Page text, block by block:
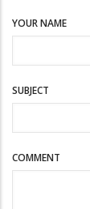
YOUR NAME
SUBJECT
COMMENT